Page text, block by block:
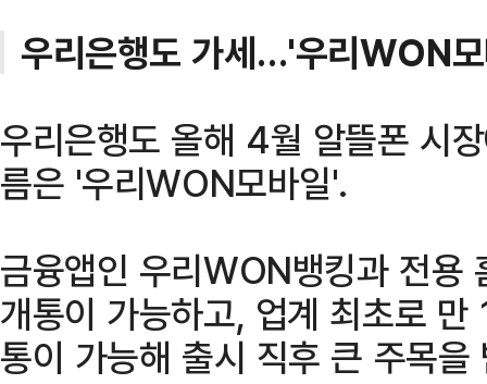
우리은행도 가세…'우리WON
우리은행도 올해 4월 알뜰폰 시
름은 '우리WON모바일'.
금융앱인 우리WON뱅킹과 전
개통이 가능하고, 업계 최초로
통이 가능해 출시 직후 큰 주목을